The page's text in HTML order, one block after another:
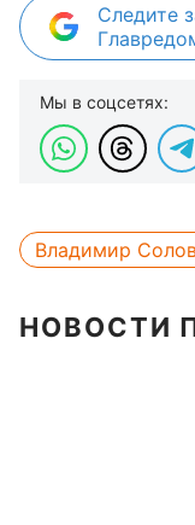
Следите
Мы в соцсетях:
Владимир
НОВОСТИ